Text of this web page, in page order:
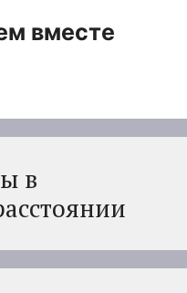
вместе
в